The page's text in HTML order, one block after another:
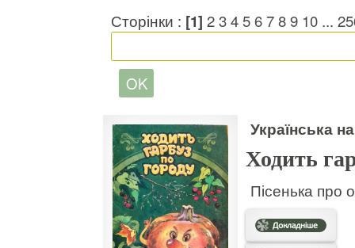
Сторінки : [1] 23456789 10 ...
Українська
Ходить
Пісенька про